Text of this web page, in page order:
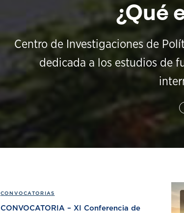
¿Qué
Centro de Investigaciones de
dedicada a los estudios de
CONVOCATORIAS
CONVOCATORIA – XI Conferencia de